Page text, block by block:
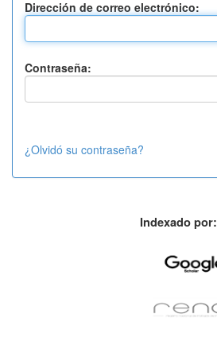
Dirección de correo electrónico:
Contraseña:
¿Olvidó su contraseña?
Indexado por: